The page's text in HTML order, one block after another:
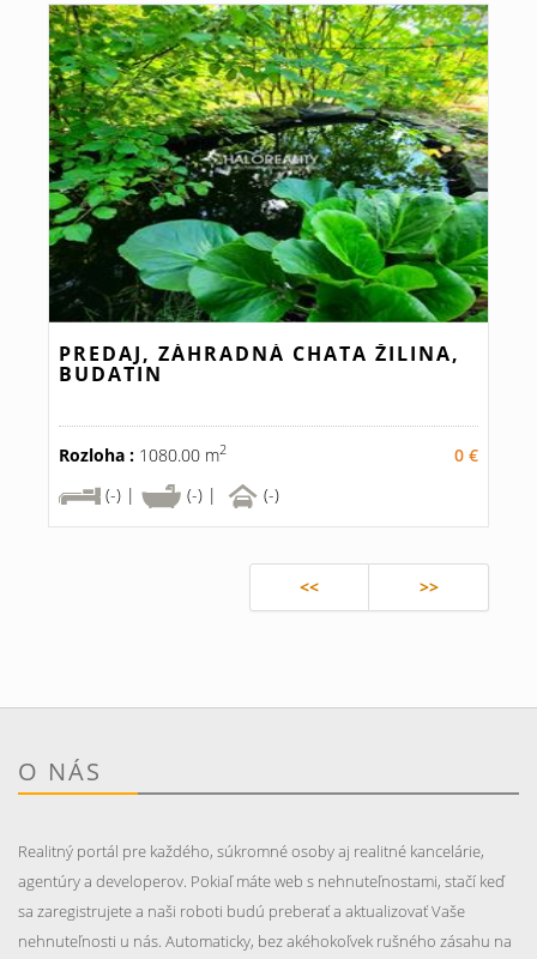
PREDAJ, ZÁHRADNÁ CHATA ŽILINA,
BUDATIN
Rozloha : 1080.00 m2
0 €
(-) |
(-) | (-)
<< >>
O NÁS
Realitný portál pre každého, súkromné osoby aj realitné kancelárie,
agentúry a developerov. Pokiaľ máte web s nehnuteľnostami, stačí keď
sa zaregistrujete a naši roboti budú preberať a aktualizovať Vaše
nehnuteľnosti u nás. Automaticky, bez akéhokoľvek rušného zásahu na